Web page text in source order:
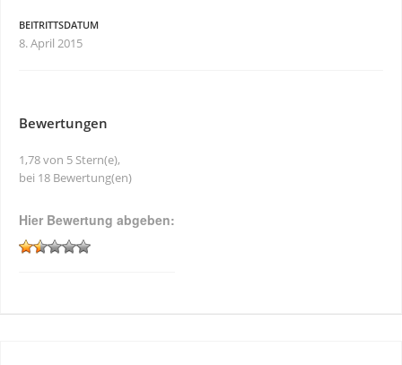
BEITRITTSDATUM
8. April 2015
Bewertungen
1,78 von 5 Stern(e),
bei 18 Bewertung(en)
Hier Bewertung abgeben: